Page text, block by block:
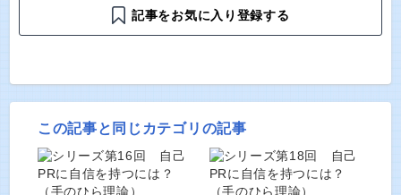
記事をお気に入り登録する
この記事と同じカテゴリの記事